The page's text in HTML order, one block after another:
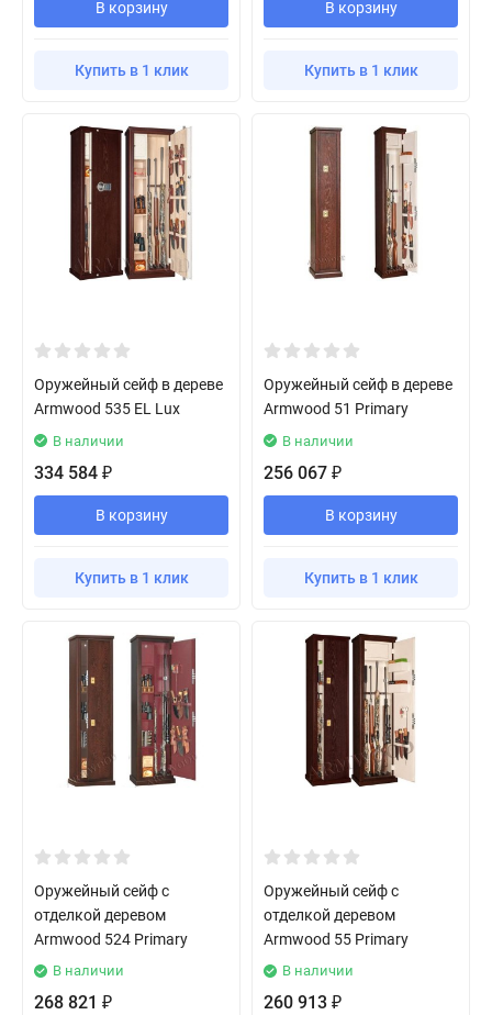
В корзину
Купить в 1 клик
В корзину
Купить в 1 клик
Оружейный сейф в дереве
Armwood 535 EL Lux
В наличии
334 584 ₽
В корзину
Купить в 1 клик
Оружейный сейф в дереве
Armwood 51 Primary
В наличии
256 067 ₽
В корзину
Купить в 1 клик
Оружейный сейф с
отделкой деревом
Armwood 524 Primary
В наличии
268 821 ₽
Оружейный сейф с
отделкой деревом
Armwood 55 Primary
В наличии
260 913 ₽